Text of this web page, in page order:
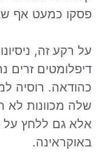
פסקו כמעט אף
על רקע זה,
דיפלומטים זרים
כהודאה. רוסיה
שלה מכוונות לא
אלא גם ללחץ על
באוקראינה.